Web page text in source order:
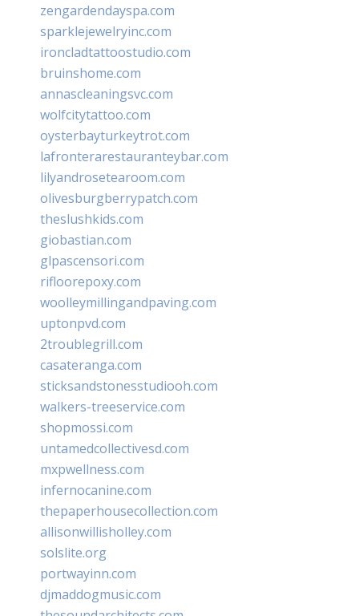
zengardendayspa.com
sparklejewelryinc.com
ironcladtattoostudio.com
bruinshome.com
annascleaningsvc.com
wolfcitytattoo.com
oysterbayturkeytrot.com
lafronterarestauranteybar.com
lilyandrosetearoom.com
olivesburgberrypatch.com
theslushkids.com
giobastian.com
glpascensori.com
rifloorepoxy.com
woolleymillingandpaving.com
uptonpvd.com
2troublegrill.com
casateranga.com
sticksandstonesstudiooh.com
walkers-treeservice.com
shopmossi.com
untamedcollectivesd.com
mxpwellness.com
infernocanine.com
thepaperhousecollection.com
allisonwillisholley.com
solslite.org
portwayinn.com
djmaddogmusic.com